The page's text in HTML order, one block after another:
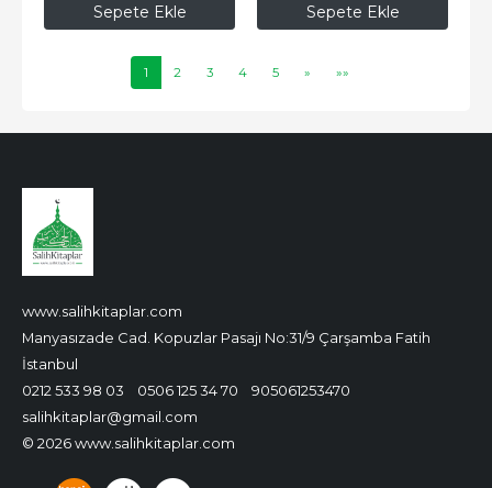
Sepete Ekle Sepete Ekle
1 2 3 4 5 » »»
www.salihkitaplar.com
Manyasızade Cad. Kopuzlar Pasajı No:31/9 Çarşamba Fatih
İstanbul
0212 533 98 03
0506 125 34 70
905061253470
salihkitaplar@gmail.com
© 2026 www.salihkitaplar.com